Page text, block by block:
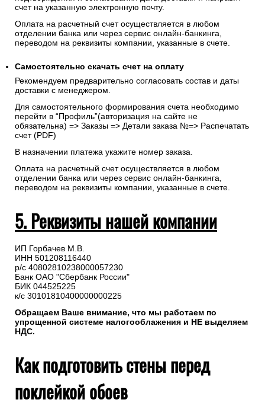
Для Физ. лиц: заполните в соответствующем поле ФИО
(полностью).
Для Юр. Лиц (без НДС): Заполните все поля формы и
укажите реквизиты, на которые будет выставлен счет.
Запрос счета на оплату
После оформления заказа с Вами свяжется менеджер для
подтверждения и согласования даты доставки и направит
счет на указанную электронную почту.
Оплата на расчетный счет осуществляется в любом
отделении банка или через сервис онлайн-банкинга,
переводом на реквизиты компании, указанные в счете.
Рекомендуем предварительно согласовать состав и даты
доставки с менеджером.
перейти в “Профиль”(авторизация на сайте не
обязательна) => Заказы => Детали заказа №=> Распечатать
счет (PDF)
В назначении платежа укажите номер заказа.
Оплата на расчетный счет осуществляется в любом
отделении банка или через сервис онлайн-банкинга,
переводом на реквизиты компании, указанные в счете.
5. Реквизиты нашей компании
р/с 40802810238000057230
Банк ОАО "Сбербанк России"
БИК 044525225
к/с 30101810400000000225